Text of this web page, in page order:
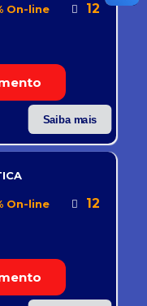
Saiba mais
On-line
12
On-line
12